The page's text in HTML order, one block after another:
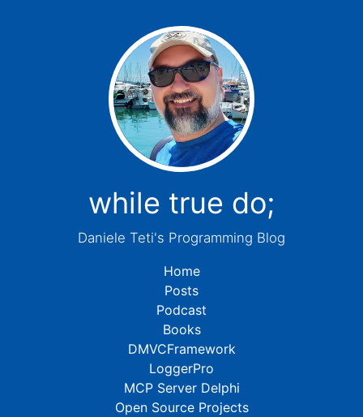
while true do;
Daniele Teti's Programming Blog
Home
Posts
Podcast
Books
DMVCFramework
LoggerPro
MCP Server Delphi
Open Source Projects